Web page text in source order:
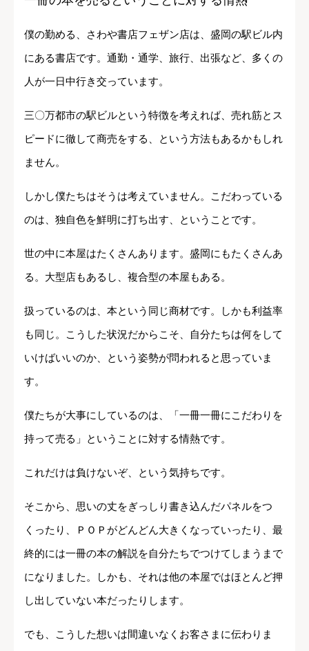
僕の勤める、さわや書店フェザン店は、盛岡の駅ビル内
にある書店です。通勤・通学、旅行、出張など、多くの
人が一日中行き交っています。
三〇万都市の駅ビルという特徴を考えれば、売れ筋とス
ピードに徹して商売をする、という方法もあるかもしれ
ません。
しかし僕たちはそうは考えていません。こだわっている
のは、独自色を鮮明に打ち出す、ということです。
世の中に本屋はたくさんあります。盛岡にもたくさんあ
る。大型店もあるし、複合型の本屋もある。
扱っているのは、本という同じ商材です。しかも利益率
も同じ。こうした状況だからこそ、自分たちは何をして
いけばいいのか、という姿勢が問われると思っていま
す。
僕たちが大事にしているのは、「一冊一冊にこだわりを
持って売る」ということに対する情熱です。
これだけは負けないぞ、という気持ちです。
そこから、思いの丈をぎっしり書き込んだパネルをつ
くったり、ＰＯＰがどんどん大きくなっていったり、最
終的には一冊の本の解説を自分たちでつけてしまうまで
になりました。しかも、それは他の本屋ではほとんど押
し出していない本だったりします。
でも、こうした想いは間違いなくお客さまに伝わりま